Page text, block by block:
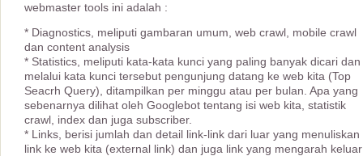
webmaster tools ini adalah :
* Diagnostics, meliputi gambaran umum, web crawl, mobile crawl
dan content analysis
* Statistics, meliputi kata-kata kunci yang paling banyak dicari dan
melalui kata kunci tersebut pengunjung datang ke web kita (Top
Seacrh Query), ditampilkan per minggu atau per bulan. Apa yang
sebenarnya dilihat oleh Googlebot tentang isi web kita, statistik
crawl, index dan juga subscriber.
* Links, berisi jumlah dan detail link-link dari luar yang menuliskan
link ke web kita (external link) dan juga link yang mengarah keluar